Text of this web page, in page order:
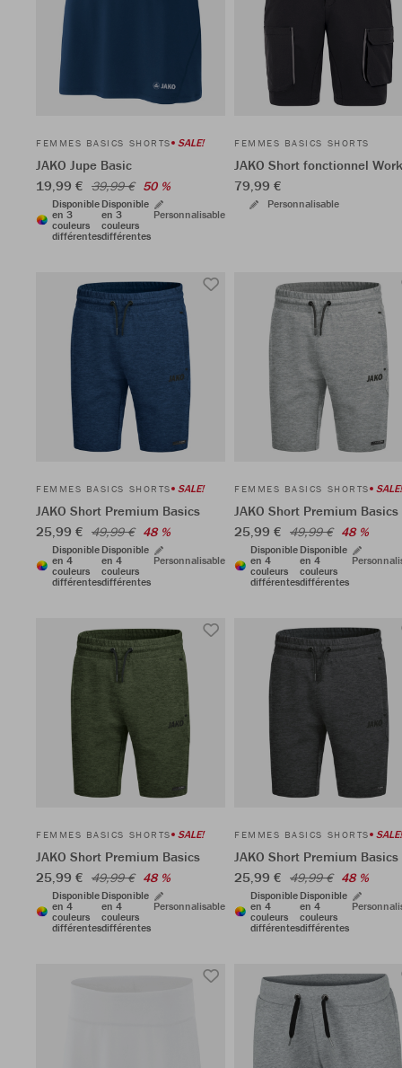
FEMMES BASICS SHORTS SALE!
JAKO Jupe Basic
19,99 € 39,99 € 50 %
Disponible
en 3
couleurs
différentes
Disponible
en 3
couleurs
différentes
Personnalisable
FEMMES BASICS SHORTS
JAKO Short fonctionnel Work
79,99 €
Personnalisable
FEMMES BASICS SHORTS SALE!
JAKO Short Premium Basics
25,99 € 49,99 € 48 %
Disponible
en 4
couleurs
différentes
Disponible
en 4
couleurs
différentes
Personnalisable
FEMMES BASICS SHORTS SALE!
JAKO Short Premium Basics
25,99 € 49,99 € 48 %
Disponible
en 4
couleurs
différentes
Disponible
en 4
couleurs
différentes
FEMMES BASICS SHORTS SALE!
JAKO Short Premium Basics
25,99 € 49,99 € 48 %
Disponible
en 4
couleurs
différentes
Disponible
en 4
couleurs
différentes
Personnalisable
FEMMES BASICS SHORTS SALE!
JAKO Short Premium Basics
25,99 € 49,99 € 48 %
Disponible
en 4
couleurs
différentes
Disponible
en 4
couleurs
différentes